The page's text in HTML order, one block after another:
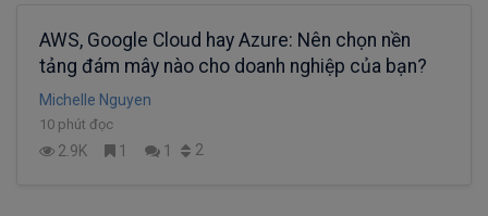
AWS, Google Cloud hay Azure: Nên chọn nền
tảng đám mây nào cho doanh nghiệp của bạn?
Michelle Nguyen
10 phút đọc
2.9K 1 1 2